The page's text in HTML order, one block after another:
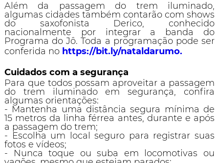
Além da passagem do trem iluminado,
algumas cidades também contarão com shows
do saxofonista Derico, conhecido
nacionalmente por integrar a banda do
Programa do Jô. Toda a programação pode ser
conferida no https://bit.ly/nataldarumo.
Cuidados com a segurança
Para que todos possam aproveitar a passagem
do trem iluminado em segurança, confira
algumas orientações:
- Mantenha uma distância segura mínima de
15 metros da linha férrea antes, durante e após
a passagem do trem;
- Escolha um local seguro para registrar suas
fotos e vídeos;
- Nunca toque ou suba em locomotivas ou